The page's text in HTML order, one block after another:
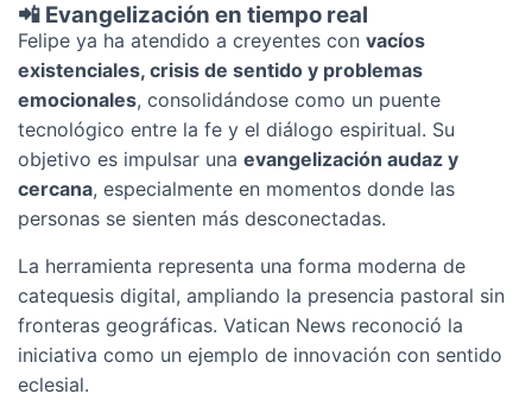
📲 Evangelización en tiempo real
Felipe ya ha atendido a creyentes con vacíos
existenciales, crisis de sentido y problemas
emocionales, consolidándose como un puente
tecnológico entre la fe y el diálogo espiritual. Su
objetivo es impulsar una evangelización audaz y
cercana, especialmente en momentos donde las
personas se sienten más desconectadas.
La herramienta representa una forma moderna de
catequesis digital, ampliando la presencia pastoral sin
fronteras geográficas. Vatican News reconoció la
iniciativa como un ejemplo de innovación con sentido
eclesial.